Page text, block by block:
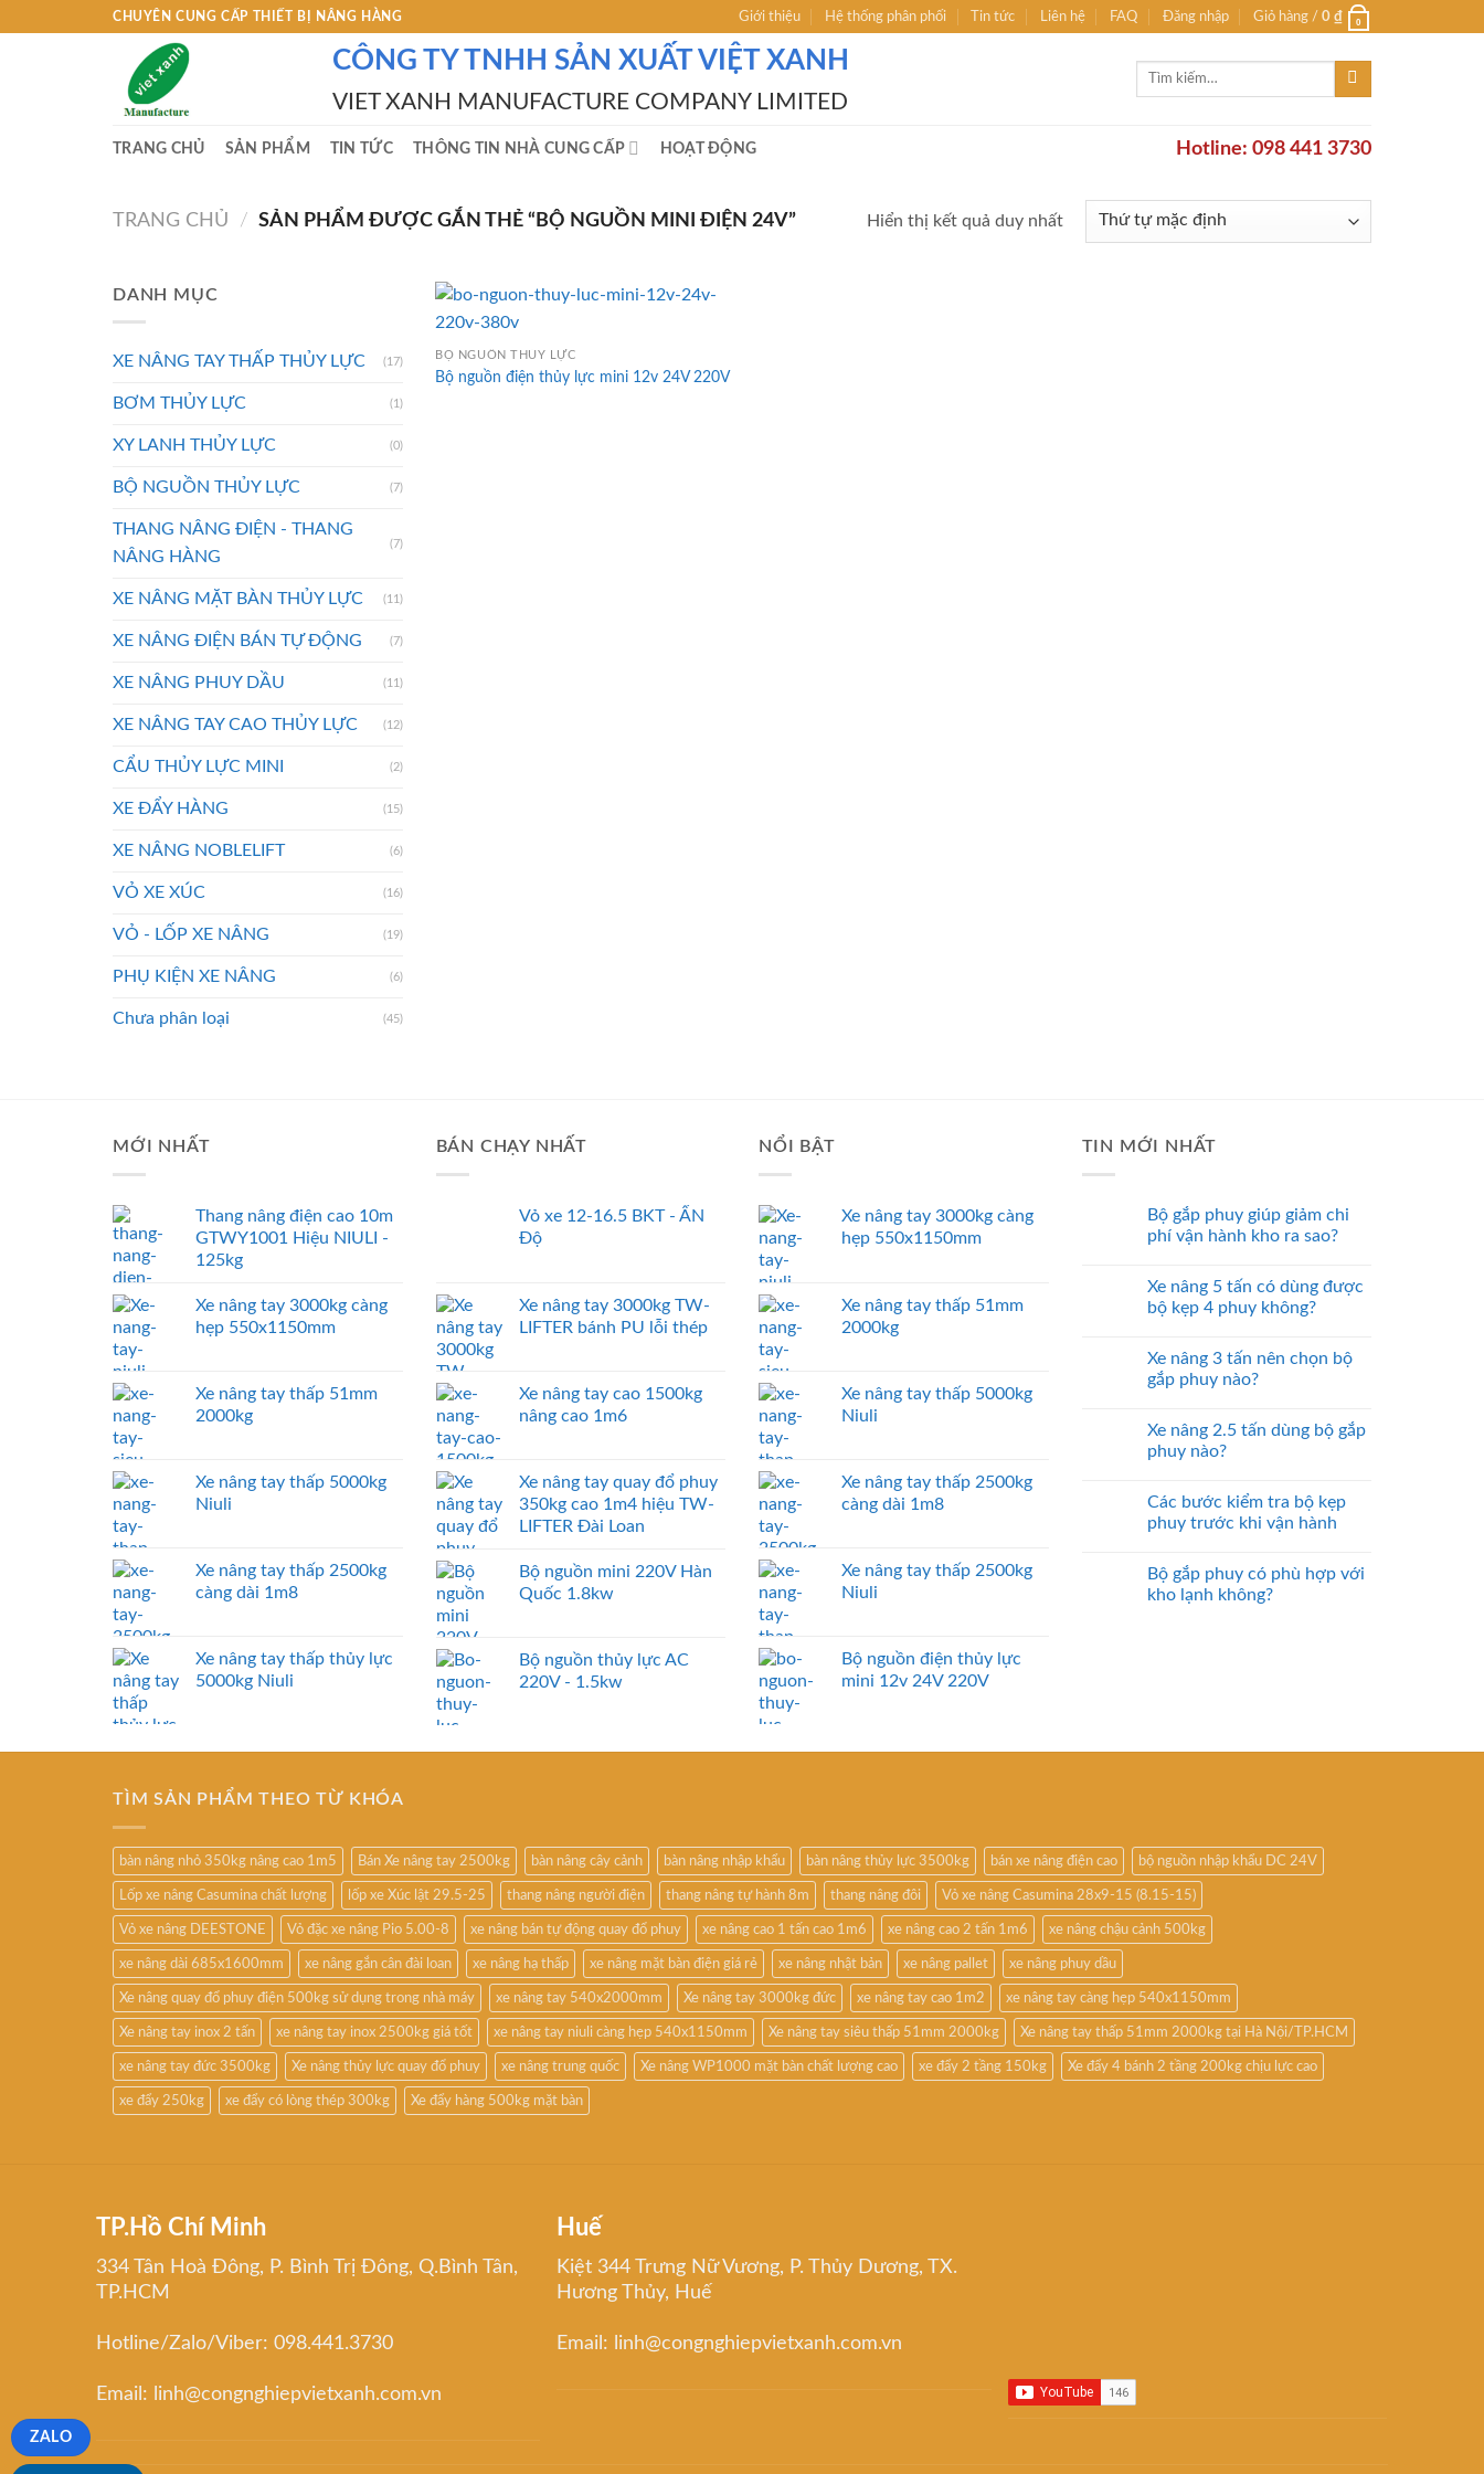
CHUYÊN CUNG CẤP THIẾT BỊ NÂNG HÀNG Giới thiệu Hệ thống phân phối Tin tức Liên hệ FAQ Đăng nhập Giỏ hàng / 0 ₫ 0
CÔNG TY TNHH SẢN XUẤT VIỆT XANH
VIET XANH MANUFACTURE COMPANY LIMITED
Tìm
TRANG CHỦ SẢN PHẨM TIN TỨC THÔNG TIN NHÀ CUNG CẤP HOẠT ĐỘNG Hotline: 098 441 3730
TRANG CHỦ / SẢN PHẨM ĐƯỢC GẮN THẺ “BỘ NGUỒN MINI ĐIỆN 24V” Hiển thị kết quả duy nhất
DANH MỤC
XE NÂNG TAY THẤP THỦY LỰC (17)
BƠM THỦY LỰC (1)
XY LANH THỦY LỰC (0)
BỘ NGUỒN THỦY LỰC (7)
THANG NÂNG ĐIỆN - THANG
NÂNG HÀNG
(7)
XE NÂNG MẶT BÀN THỦY LỰC (11)
XE NÂNG ĐIỆN BÁN TỰ ĐỘNG (7)
XE NÂNG PHUY DẦU (11)
XE NÂNG TAY CAO THỦY LỰC (12)
CẨU THỦY LỰC MINI (2)
XE ĐẨY HÀNG (15)
XE NÂNG NOBLELIFT (6)
VỎ XE XÚC (16)
VỎ - LỐP XE NÂNG (19)
PHỤ KIỆN XE NÂNG (6)
Chưa phân loại (45)
BỘ NGUỒN THỦY LỰC
Bộ nguồn điện thủy lực mini 12v 24V 220V
MỚI NHẤT
Thang nâng điện cao 10m
GTWY1001 Hiệu NIULI -
125kg
Xe nâng tay 3000kg càng
hẹp 550x1150mm
Xe nâng tay thấp 51mm
2000kg
Xe nâng tay thấp 5000kg
Niuli
Xe nâng tay thấp 2500kg
càng dài 1m8
Xe nâng tay thấp thủy lực
5000kg Niuli
BÁN CHẠY NHẤT
Vỏ xe 12-16.5 BKT - ẤN
Độ
Xe nâng tay 3000kg TW-
LIFTER bánh PU lỗi thép
Xe nâng tay cao 1500kg
nâng cao 1m6
Xe nâng tay quay đổ phuy
350kg cao 1m4 hiệu TW-
LIFTER Đài Loan
Bộ nguồn mini 220V Hàn
Quốc 1.8kw
Bộ nguồn thủy lực AC
220V - 1.5kw
NỔI BẬT
Xe nâng tay 3000kg càng
hẹp 550x1150mm
Xe nâng tay thấp 51mm
2000kg
Xe nâng tay thấp 5000kg
Niuli
Xe nâng tay thấp 2500kg
càng dài 1m8
Xe nâng tay thấp 2500kg
Niuli
Bộ nguồn điện thủy lực
mini 12v 24V 220V
TIN MỚI NHẤT
Bộ gắp phuy giúp giảm chi
phí vận hành kho ra sao?
Xe nâng 5 tấn có dùng được
bộ kẹp 4 phuy không?
Xe nâng 3 tấn nên chọn bộ
gắp phuy nào?
Xe nâng 2.5 tấn dùng bộ gắp
phuy nào?
Các bước kiểm tra bộ kẹp
phuy trước khi vận hành
Bộ gắp phuy có phù hợp với
kho lạnh không?
TÌM SẢN PHẨM THEO TỪ KHÓA
bàn nâng nhỏ 350kg nâng cao 1m5 Bán Xe nâng tay 2500kg bàn nâng cây cảnh bàn nâng nhập khẩu bàn nâng thủy lực 3500kg bán xe nâng điện cao bộ nguồn nhập khẩu DC 24V
Lốp xe nâng Casumina chất lượng lốp xe Xúc lật 29.5-25 thang nâng người điện thang nâng tự hành 8m thang nâng đôi Vỏ xe nâng Casumina 28x9-15 (8.15-15)
Vỏ xe nâng DEESTONE Vỏ đặc xe nâng Pio 5.00-8 xe nâng bán tự động quay đổ phuy xe nâng cao 1 tấn cao 1m6 xe nâng cao 2 tấn 1m6 xe nâng chậu cảnh 500kg
xe nâng dài 685x1600mm xe nâng gắn cân đài loan xe nâng hạ thấp xe nâng mặt bàn điện giá rẻ xe nâng nhật bản xe nâng pallet xe nâng phuy dầu
Xe nâng quay đổ phuy điện 500kg sử dụng trong nhà máy xe nâng tay 540x2000mm Xe nâng tay 3000kg đức xe nâng tay cao 1m2 xe nâng tay càng hẹp 540x1150mm
Xe nâng tay inox 2 tấn xe nâng tay inox 2500kg giá tốt xe nâng tay niuli càng hẹp 540x1150mm Xe nâng tay siêu thấp 51mm 2000kg Xe nâng tay thấp 51mm 2000kg tại Hà Nội/TP.HCM
xe nâng tay đức 3500kg Xe nâng thủy lực quay đổ phuy xe nâng trung quốc Xe nâng WP1000 mặt bàn chất lượng cao xe đẩy 2 tầng 150kg Xe đẩy 4 bánh 2 tầng 200kg chịu lực cao
xe đẩy 250kg xe đẩy có lòng thép 300kg Xe đẩy hàng 500kg mặt bàn
TP.Hồ Chí Minh
334 Tân Hoà Đông, P. Bình Trị Đông, Q.Bình Tân,
TP.HCM
Hotline/Zalo/Viber: 098.441.3730
Email: linh@congnghiepvietxanh.com.vn
Huế
Kiệt 344 Trưng Nữ Vương, P. Thủy Dương, TX.
Hương Thủy, Huế
Email: linh@congnghiepvietxanh.com.vn
ZALO